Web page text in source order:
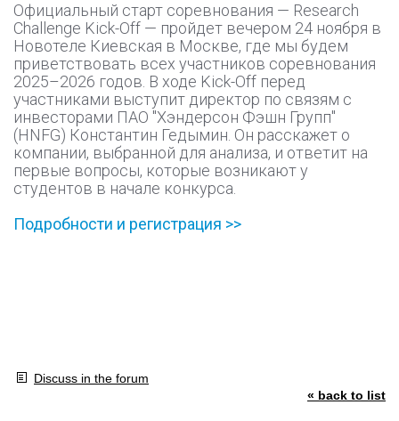
Официальный старт соревнования — Research
Challenge Kick-Off — пройдет вечером 24 ноября в
Новотеле Киевская в Москве, где мы будем
приветствовать всех участников соревнования
2025–2026 годов. В ходе Kick-Off перед
участниками выступит директор по связям с
инвесторами ПАО "Хэндерсон Фэшн Групп"
(HNFG) Константин Гедымин. Он расскажет о
компании, выбранной для анализа, и ответит на
первые вопросы, которые возникают у
студентов в начале конкурса.
Подробности и регистрация >>
Discuss in the forum
« back to list